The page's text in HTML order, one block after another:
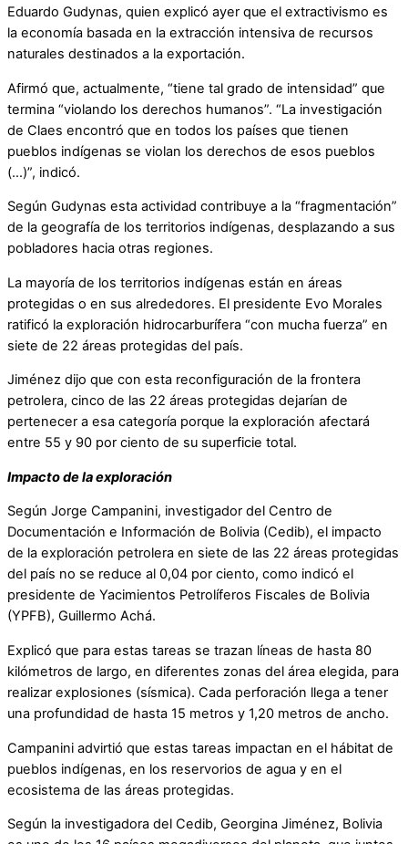
Eduardo Gudynas, quien explicó ayer que el extractivismo es
la economía basada en la extracción intensiva de recursos
naturales destinados a la exportación.
Afirmó que, actualmente, “tiene tal grado de intensidad” que
termina “violando los derechos humanos”. “La investigación
de Claes encontró que en todos los países que tienen
pueblos indígenas se violan los derechos de esos pueblos
(…)”, indicó.
Según Gudynas esta actividad contribuye a la “fragmentación”
de la geografía de los territorios indígenas, desplazando a sus
pobladores hacia otras regiones.
La mayoría de los territorios indígenas están en áreas
protegidas o en sus alrededores. El presidente Evo Morales
ratificó la exploración hidrocarburífera “con mucha fuerza” en
siete de 22 áreas protegidas del país.
Jiménez dijo que con esta reconfiguración de la frontera
petrolera, cinco de las 22 áreas protegidas dejarían de
pertenecer a esa categoría porque la exploración afectará
entre 55 y 90 por ciento de su superficie total.
Impacto de la exploración
Según Jorge Campanini, investigador del Centro de
Documentación e Información de Bolivia (Cedib), el impacto
de la exploración petrolera en siete de las 22 áreas protegidas
del país no se reduce al 0,04 por ciento, como indicó el
presidente de Yacimientos Petrolíferos Fiscales de Bolivia
(YPFB), Guillermo Achá.
Explicó que para estas tareas se trazan líneas de hasta 80
kilómetros de largo, en diferentes zonas del área elegida, para
realizar explosiones (sísmica). Cada perforación llega a tener
una profundidad de hasta 15 metros y 1,20 metros de ancho.
Campanini advirtió que estas tareas impactan en el hábitat de
pueblos indígenas, en los reservorios de agua y en el
ecosistema de las áreas protegidas.
Según la investigadora del Cedib, Georgina Jiménez, Bolivia